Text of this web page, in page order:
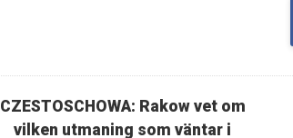
CZESTOSCHOWA: Rakow vet om
vilken utmaning som väntar i